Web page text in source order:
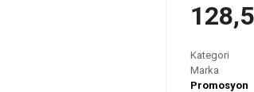
Kategori
Marka
Promosyon